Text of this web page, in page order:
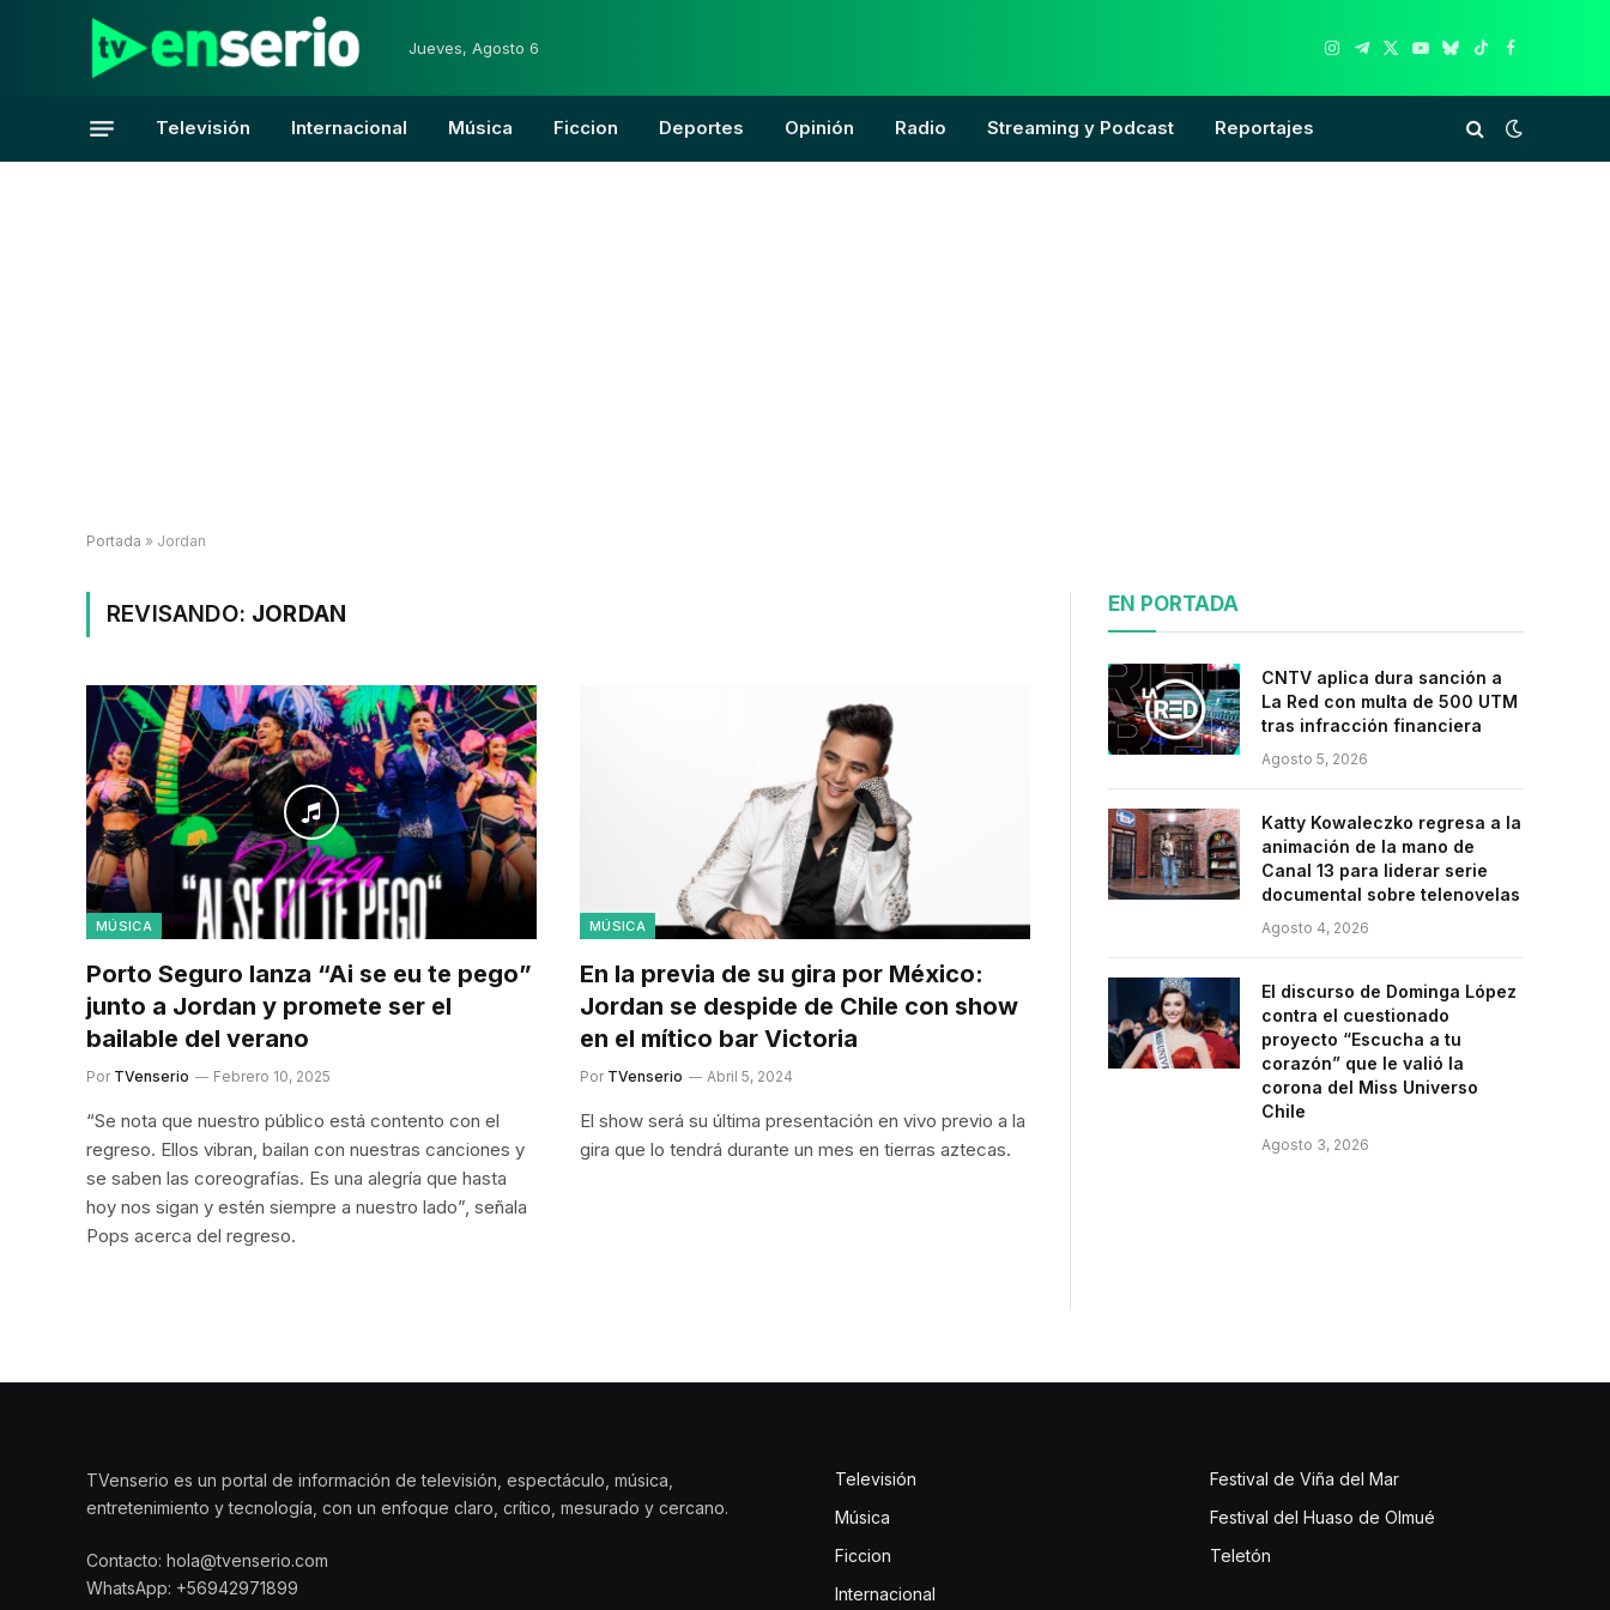
Jueves, Agosto 6
Instagram
Telegram
X
YouTube
Bluesky
TikTokFacebook
Televisión Internacional Música Ficcion Deportes Opinión Radio Streaming y Podcast Reportajes
Portada » Jordan
REVISANDO: JORDAN
MÚSICA
Porto Seguro lanza “Ai se eu te pego”
junto a Jordan y promete ser el
bailable del verano
Por TVenserio Febrero 10, 2025
“Se nota que nuestro público está contento con el
regreso. Ellos vibran, bailan con nuestras canciones y
se saben las coreografías. Es una alegría que hasta
hoy nos sigan y estén siempre a nuestro lado”, señala
Pops acerca del regreso.
MÚSICA
En la previa de su gira por México:
Jordan se despide de Chile con show
en el mítico bar Victoria
Por TVenserio Abril 5, 2024
El show será su última presentación en vivo previo a la
gira que lo tendrá durante un mes en tierras aztecas.
EN PORTADA
CNTV aplica dura sanción a
La Red con multa de 500 UTM
tras infracción financiera
Agosto 5, 2026
Katty Kowaleczko regresa a la
animación de la mano de
Canal 13 para liderar serie
documental sobre telenovelas
Agosto 4, 2026
El discurso de Dominga López
contra el cuestionado
proyecto “Escucha a tu
corazón” que le valió la
corona del Miss Universo
Chile
Agosto 3, 2026
TVenserio es un portal de información de televisión, espectáculo, música,
entretenimiento y tecnología, con un enfoque claro, crítico, mesurado y cercano.
Contacto: hola@tvenserio.com
WhatsApp: +56942971899
Televisión
Música
Ficcion
Internacional
Festival de Viña del Mar
Festival del Huaso de Olmué
Teletón